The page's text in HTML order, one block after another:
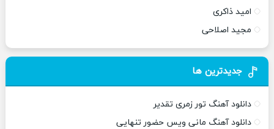
امید ذاکری
مجید اصلاحی
جدیدترین ها
دانلود آهنگ تور زمری تقدیر
دانلود آهنگ مانی ویس حضور تنهایی